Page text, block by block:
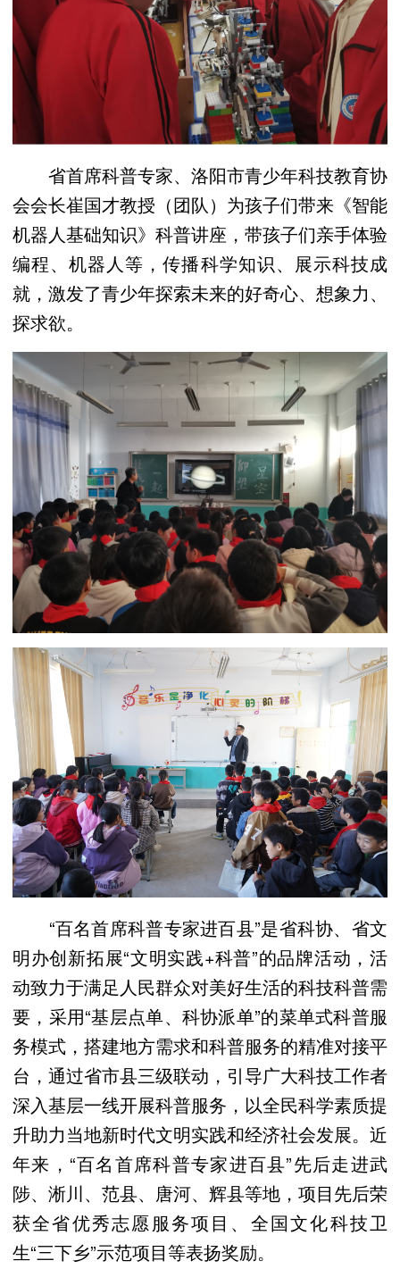
省首席科普专家、洛阳市青少年科技教育协
会会长崔国才教授（团队）为孩子们带来《智能
机器人基础知识》科普讲座，带孩子们亲手体验
编程、机器人等，传播科学知识、展示科技成
就，激发了青少年探索未来的好奇心、想象力、
探求欲。
“百名首席科普专家进百县”是省科协、省文
明办创新拓展“文明实践+科普”的品牌活动，活
动致力于满足人民群众对美好生活的科技科普需
要，采用“基层点单、科协派单”的菜单式科普服
务模式，搭建地方需求和科普服务的精准对接平
台，通过省市县三级联动，引导广大科技工作者
深入基层一线开展科普服务，以全民科学素质提
升助力当地新时代文明实践和经济社会发展。近
年来，“百名首席科普专家进百县”先后走进武
陟、淅川、范县、唐河、辉县等地，项目先后荣
获全省优秀志愿服务项目、全国文化科技卫
生“三下乡”示范项目等表扬奖励。